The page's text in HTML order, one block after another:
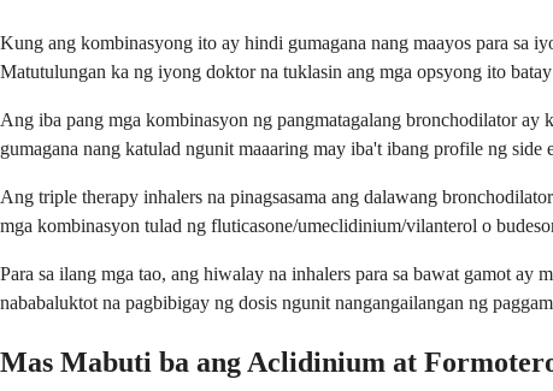
Kung ang kombinasyong ito ay hindi gumagana nang maayos para sa
Matutulungan ka ng iyong doktor na tuklasin ang mga opsyong ito
Ang iba pang mga kombinasyon ng pangmatagalang bronchodilator
gumagana nang katulad ngunit maaaring may iba't ibang profile ng
Ang triple therapy inhalers na pinagsasama ang dalawang
mga kombinasyon tulad ng fluticasone/umeclidinium/vilanterol o
Para sa ilang mga tao, ang hiwalay na inhalers para sa bawat gamot ay
nababaluktot na pagbibigay ng dosis ngunit nangangailangan ng
Mas Mabuti ba ang Aclidinium at